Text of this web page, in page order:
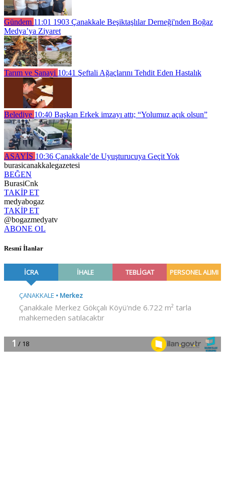
Gündem 11:01 1903 Çanakkale Beşiktaşlılar Derneği'nden Boğaz
Medya’ya Ziyaret
Tarım ve Sanayi 10:41 Şeftali Ağaçlarını Tehdit Eden Hastalık
Belediye 10:40 Başkan Erkek imzayı attı; “Yolumuz açık olsun”
ASAYİŞ 10:36 Çanakkale’de Uyuşturucuya Geçit Yok
burasicanakkalegazetesi
BEĞEN
BurasiCnk
TAKİP ET
medyabogaz
TAKİP ET
@bogazmedyatv
ABONE OL
Resmî İlanlar